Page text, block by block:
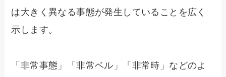
は大きく異なる事態が発生していることを広く
示します。
「非常事態」「非常ベル」「非常時」などのよ